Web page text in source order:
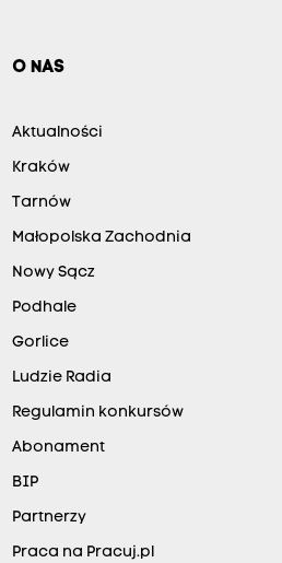
O NAS
Aktualności
Kraków
Tarnów
Małopolska Zachodnia
Nowy Sącz
Podhale
Gorlice
Ludzie Radia
Regulamin konkursów
Abonament
BIP
Partnerzy
Praca na Pracuj.pl